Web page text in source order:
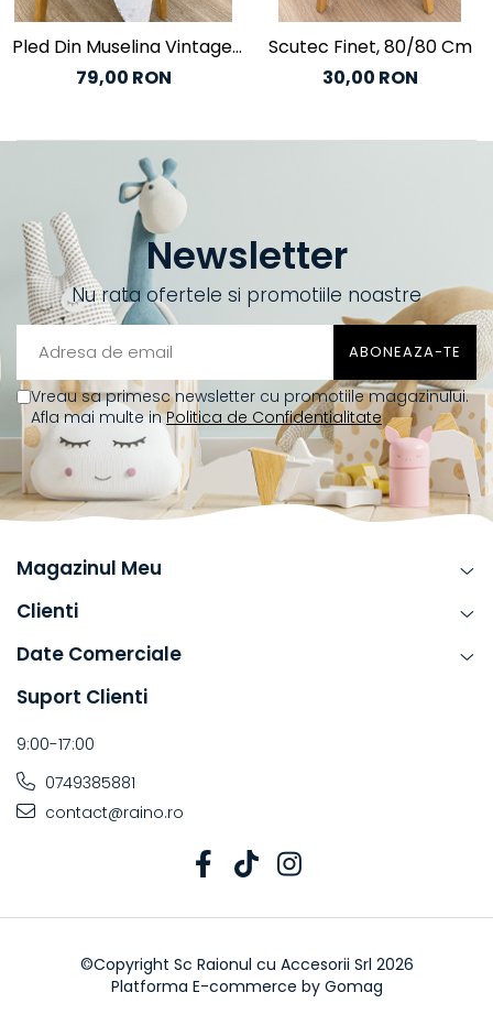
Pled Din Muselina Vintage,
100/100 Cm
79,00 RON
Scutec Finet, 80/80 Cm
30,00 RON
Newsletter
Nu rata ofertele si promotiile noastre
Vreau sa primesc newsletter cu promotiile magazinului.
Afla mai multe inPolitica de Confidentialitate
Magazinul Meu
Clienti
Date Comerciale
Suport Clienti
9:00-17:00
0749385881
contact@raino.ro
©Copyright Sc Raionul cu Accesorii Srl 2026
Platforma E-commerce by Gomag